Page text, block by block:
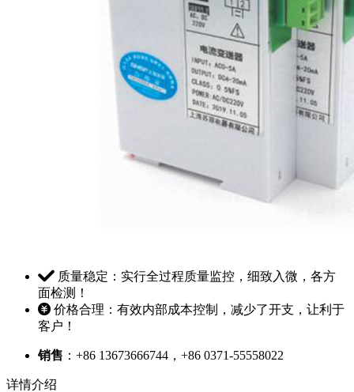
质量稳定：实行全过程质量监控，细致入微，各方
面检测！
价格合理：有效内部成本控制，减少了开支，让利于
客户！
销售 ：+86 13673666744，+86 0371-55558022
详情介绍